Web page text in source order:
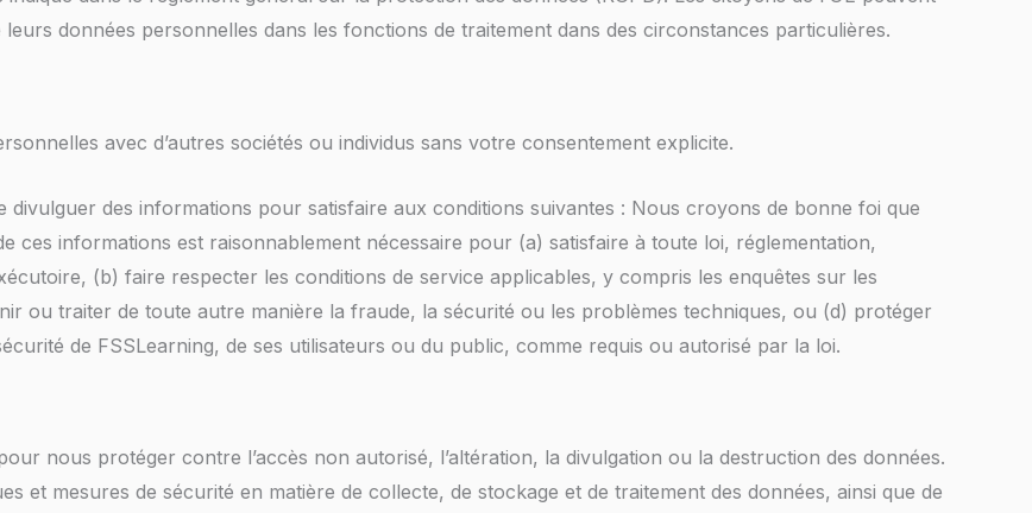
leurs données personnelles dans les fonctions de traitement dans des circonstances particulières.
avec d’autres sociétés ou individus sans votre consentement explicite.
divulguer des informations pour satisfaire aux conditions suivantes : Nous croyons de bonne foi que
ces informations est raisonnablement nécessaire pour (a) satisfaire à toute loi, réglementation,
(b) faire respecter les conditions de service applicables, y compris les enquêtes sur les
ou traiter de toute autre manière la fraude, la sécurité ou les problèmes techniques, ou (d) protéger
de FSSLearning, de ses utilisateurs ou du public, comme requis ou autorisé par la loi.
nous protéger contre l’accès non autorisé, l’altération, la divulgation ou la destruction des données.
et mesures de sécurité en matière de collecte, de stockage et de traitement des données, ainsi que de